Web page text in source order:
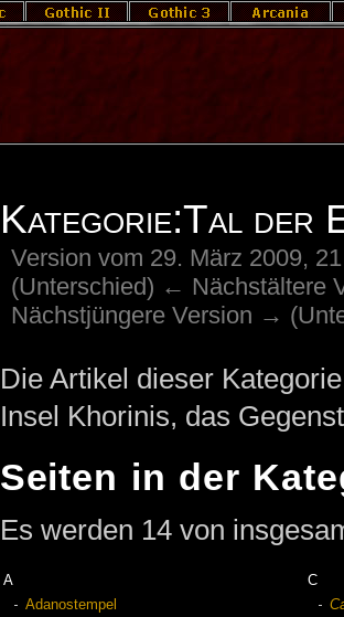
Kategorie:Tal der
Version vom 29. März 2009,
(Unterschied) ← Nächstältere
Nächstjüngere Version →
Die Artikel dieser
Insel Khorinis, das
Seiten in der
Es werden 14 von
A
Adanostempel
C